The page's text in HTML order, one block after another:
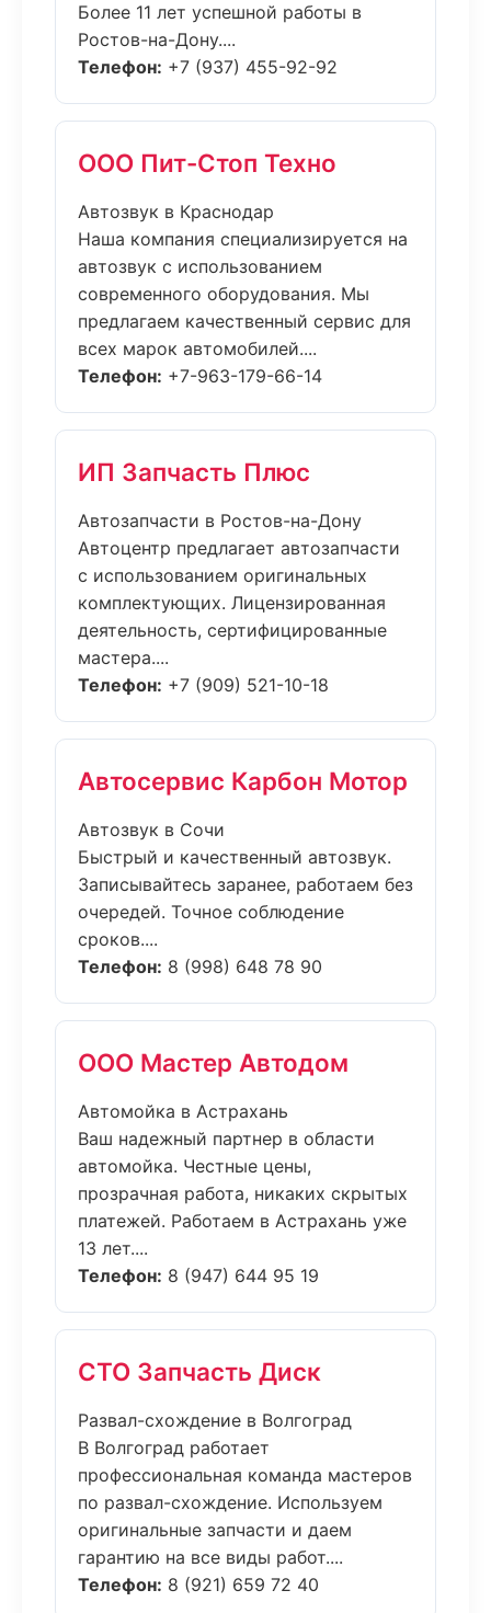
Более 11 лет успешной работы в
Ростов-на-Дону....
Телефон: +7 (937) 455-92-92
ООО Пит-Стоп Техно
Автозвук в Краснодар
Наша компания специализируется на
автозвук с использованием
современного оборудования. Мы
предлагаем качественный сервис для
всех марок автомобилей....
Телефон: +7-963-179-66-14
ИП Запчасть Плюс
Автозапчасти в Ростов-на-Дону
Автоцентр предлагает автозапчасти
с использованием оригинальных
комплектующих. Лицензированная
деятельность, сертифицированные
мастера....
Телефон: +7 (909) 521-10-18
Автосервис Карбон Мотор
Автозвук в Сочи
Быстрый и качественный автозвук.
Записывайтесь заранее, работаем без
очередей. Точное соблюдение
сроков....
Телефон: 8 (998) 648 78 90
ООО Мастер Автодом
Автомойка в Астрахань
Ваш надежный партнер в области
автомойка. Честные цены,
прозрачная работа, никаких скрытых
платежей. Работаем в Астрахань уже
13 лет....
Телефон: 8 (947) 644 95 19
СТО Запчасть Диск
Развал-схождение в Волгоград
В Волгоград работает
профессиональная команда мастеров
по развал-схождение. Используем
оригинальные запчасти и даем
гарантию на все виды работ....
Телефон: 8 (921) 659 72 40